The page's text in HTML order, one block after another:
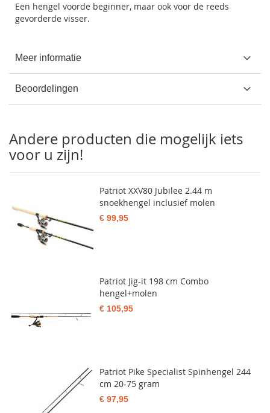
Een hengel voorde beginner, maar ook voor de reeds
gevorderde visser.
Meer informatie
Beoordelingen
Andere producten die mogelijk iets
voor u zijn!
Patriot XXV80 Jubilee 2.44 m
snoekhengel inclusief molen
€ 99,95
Patriot Jig-it 198 cm Combo
hengel+molen
€ 105,95
Patriot Pike Specialist Spinhengel 244
cm 20-75 gram
€ 97,95